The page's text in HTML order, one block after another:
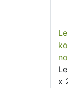
x